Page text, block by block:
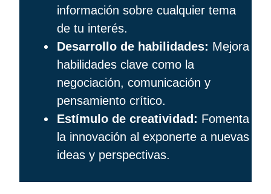
información sobre cualquier tema
de tu interés.
Desarrollo de habilidades: Mejora
habilidades clave como la
negociación, comunicación y
pensamiento crítico.
Estímulo de creatividad: Fomenta
la innovación al exponerte a nuevas
ideas y perspectivas.